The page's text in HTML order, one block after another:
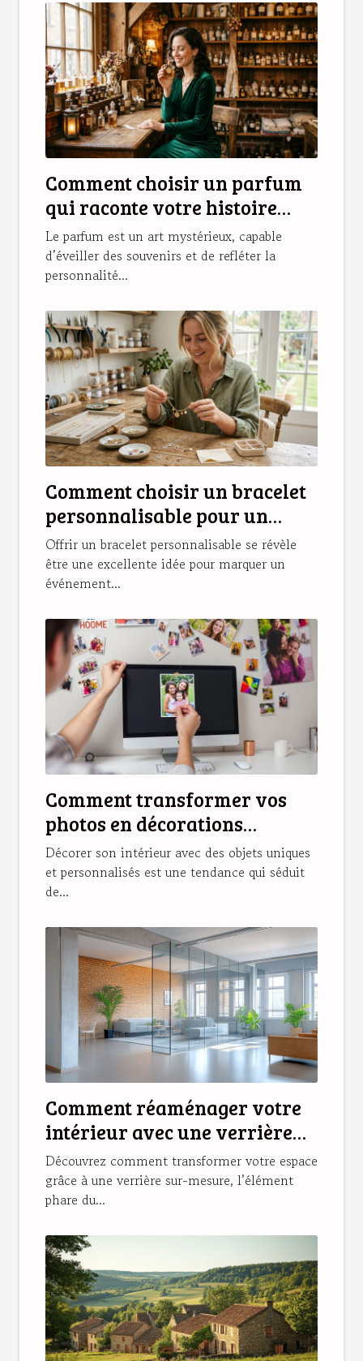
Comment choisir un parfum
qui raconte votre histoire
personnelle ?
Le parfum est un art mystérieux, capable
d’éveiller des souvenirs et de refléter la
personnalité...
Comment choisir un bracelet
personnalisable pour un
cadeau unique ?
Offrir un bracelet personnalisable se révèle
être une excellente idée pour marquer un
événement...
Comment transformer vos
photos en décorations
magnétiques originales ?
Décorer son intérieur avec des objets uniques
et personnalisés est une tendance qui séduit
de...
Comment réaménager votre
intérieur avec une verrière
sur-mesure ?
Découvrez comment transformer votre espace
grâce à une verrière sur-mesure, l’élément
phare du...